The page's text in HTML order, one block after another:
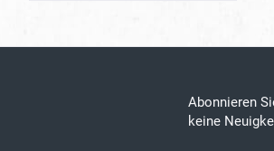
Abonnieren
keine